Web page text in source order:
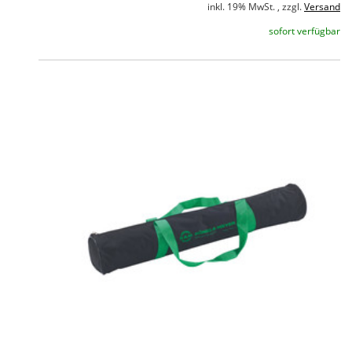
inkl. 19% MwSt. , zzgl. Versand
sofort verfügbar